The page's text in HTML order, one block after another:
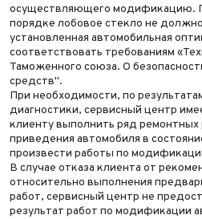
осуществляющего модификацию.
порядке лобовое стекло не
установленная автомобильная
соответствовать требованиям
Таможенного союза. О
средств".
При необходимости, по
диагностики, сервисный центр
клиенту выполнить ряд
приведения автомобиля в
произвести работы по
В случае отказа клиента от
относительно выполнения
работ, сервисный центр не
результат работ по модификации